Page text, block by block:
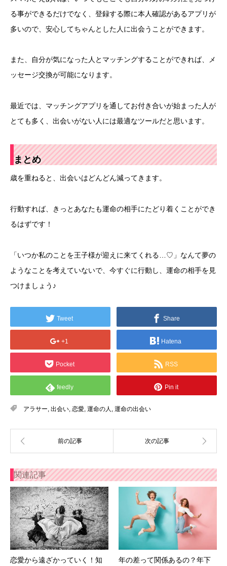
る事ができるだけでなく、登録する際に本人確認があるアプリが
多いので、安心してちゃんとした人に出会うことができます。
また、自分が気になった人とマッチングすることができれば、メ
ッセージ交換が可能になります。
最近では、マッチングアプリを通してお付き合いが始まった人が
とても多く、出会いがない人には最適なツールだと思います。
まとめ
歳を重ねると、出会いはどんどん減ってきます。
行動すれば、きっとあなたも運命の相手にたどり着くことができ
るはずです！
「いつか私のことを王子様が迎えに来てくれる…♡」なんて夢の
ようなことを考えていないで、今すぐに行動し、運命の相手を見
つけましょう♪
Tweet Share
+1 Hatena
Pocket RSS
feedly Pin it
アラサー 出会い 恋愛 運命の人 運命の出会い
関連記事
恋愛から遠ざかっていく！知
年の差って関係あるの？年下